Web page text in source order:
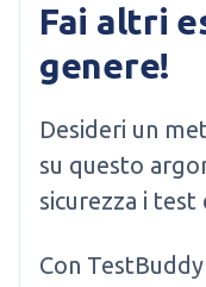
Fai altri
genere!
Desideri un
su questo
sicurezza i test
Con